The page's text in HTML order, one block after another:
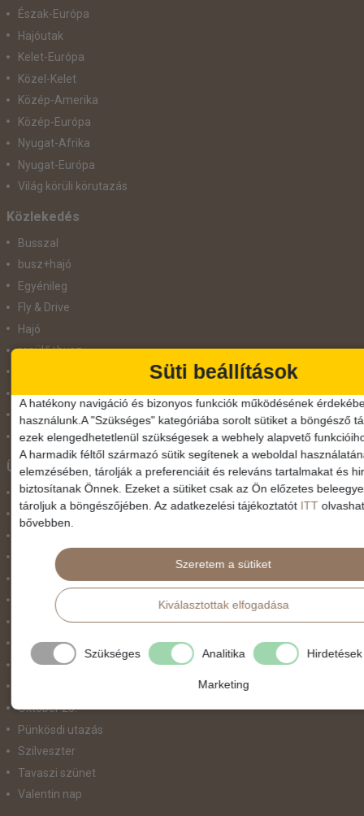
Észak-Európa
Hajóutak
Kelet-Európa
Közel-Kelet
Közép-Amerika
Közép-Európa
Nyugat-Afrika
Nyugat-Európa
Világ körüli körutazás
Közlekedés
Busszal
busz+hajó
Egyénileg
Fly & Drive
Hajó
repülő+busz
Repülővel
Szolgáltatás
Vonat
Ünnepek
Adventi hetek
Húsvét
Karnevál
Két ünnep között
Május 1.
Március 15.
Mikulás
Nőnap
Október 23.
Pünkösdi utazás
Szilveszter
Tavaszi szünet
Valentin nap
Süti beállítások
A hatékony navigáció és bizonyos funkciók működésének
használunk.A "Szükséges" kategóriába sorolt sütiket a böngésző
ezek elengedhetetlenül szükségesek a webhely alapvető
A harmadik féltől származó sütik segítenek a weboldal
elemzésében, tárolják a preferenciáit és releváns tartalmakat és
biztosítanak Önnek. Ezeket a sütiket csak az Ön előzetes
tároljuk a böngészőjében. Az adatkezelési tájékoztatót ITT
bővebben.
Szeretem a sütiket
Kiválasztottak elfogadása
Szükséges Analitika Hirdetések
Marketing